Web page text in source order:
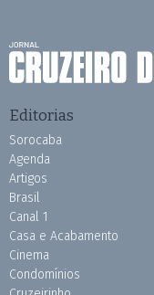
Editorias
Sorocaba
Agenda
Artigos
Brasil
Canal 1
Casa e Acabamento
Cinema
Condomínios